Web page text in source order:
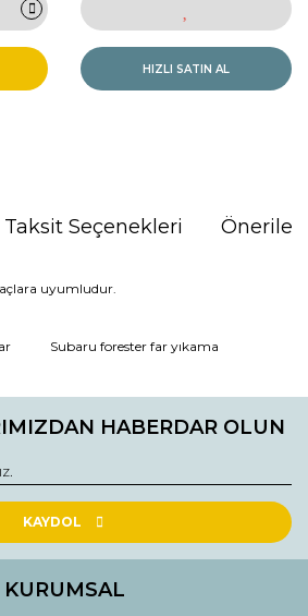
HIZLI SATIN AL
Taksit Seçenekleri
uyumludur.
ürün açıklamalarında ve diğer
eksik bilgiler bulunuyor.
bulunuyor.
alternatifler olmalı.
Subaru forester far yıkama
HABERDAR OLUN
KAYDOL
KURUMSAL